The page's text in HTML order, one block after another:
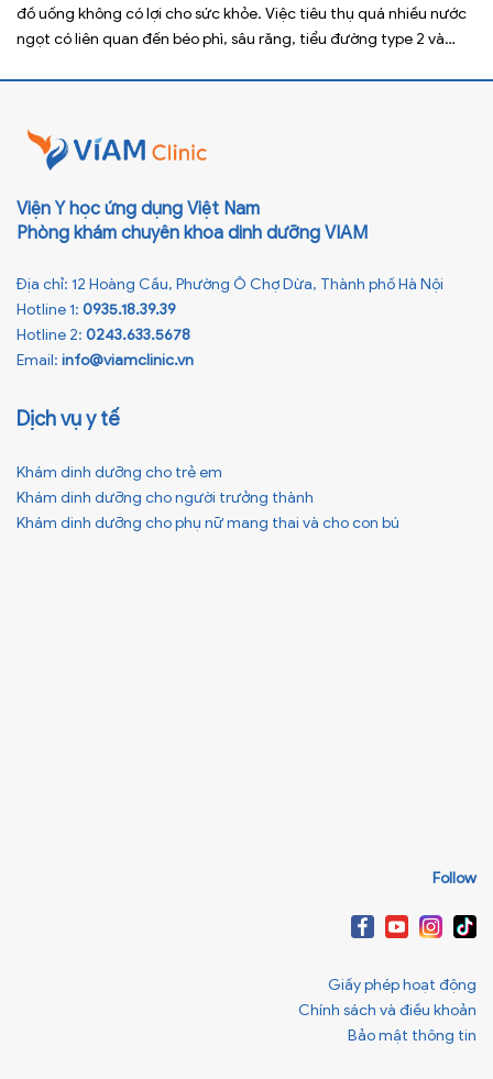
đồ uống không có lợi cho sức khỏe. Việc tiêu thụ quá nhiều nước
ngọt có liên quan đến béo phì, sâu răng, tiểu đường type 2 và
Viện Y học ứng dụng Việt Nam
Phòng khám chuyên khoa dinh dưỡng VIAM
Địa chỉ: 12 Hoàng Cầu, Phường Ô Chợ Dừa, Thành phố Hà Nội
Hotline 1: 0935.18.39.39
Hotline 2: 0243.633.5678
Email: info@viamclinic.vn
Dịch vụ y tế
Khám dinh dưỡng cho trẻ em
Khám dinh dưỡng cho người trưởng thành
Khám dinh dưỡng cho phụ nữ mang thai và cho con bú
Follow
Giấy phép hoạt động
Chính sách và điều khoản
Bảo mật thông tin